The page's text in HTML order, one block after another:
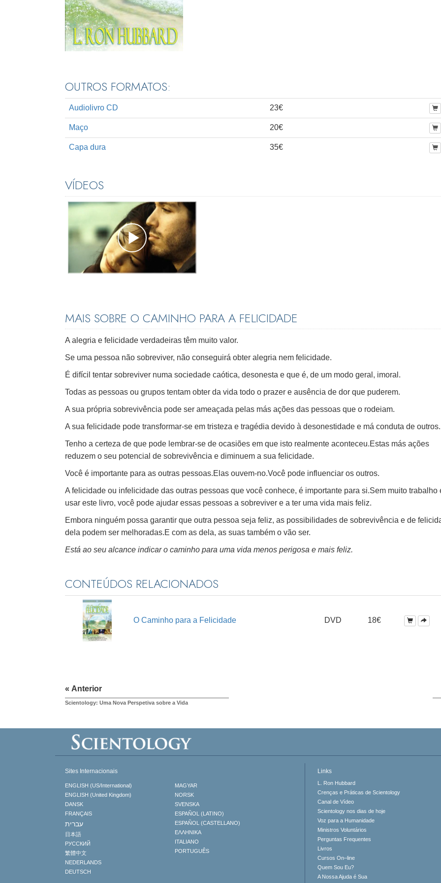
OUTROS FORMATOS:
Audiolivro CD 23€
Maço 20€
Capa dura 35€
VÍDEOS
MAIS SOBRE O CAMINHO PARA A FELICIDADE
A alegria e felicidade verdadeiras têm muito valor.
Se uma pessoa não sobreviver, não conseguirá obter alegria nem felicidade.
É difícil tentar sobreviver numa sociedade caótica, desonesta e que é, de um modo geral, imoral.
Todas as pessoas ou grupos tentam obter da vida todo o prazer e ausência de dor que puderem.
A sua própria sobrevivência pode ser ameaçada pelas más ações das pessoas que o rodeiam.
A sua felicidade pode transformar-se em tristeza e tragédia devido à desonestidade e má conduta de outros.
Tenho a certeza de que pode lembrar-se de ocasiões em que isto realmente aconteceu.Estas más ações
reduzem o seu potencial de sobrevivência e diminuem a sua felicidade.
Você é importante para as outras pessoas.Elas ouvem-no.Você pode influenciar os outros.
A felicidade ou infelicidade das outras pessoas que você conhece, é importante para si.Sem muito trabalho
usar este livro, você pode ajudar essas pessoas a sobreviver e a ter uma vida mais feliz.
Embora ninguém possa garantir que outra pessoa seja feliz, as possibilidades de sobrevivência e de
dela podem ser melhoradas.E com as dela, as suas também o vão ser.
Está ao seu alcance indicar o caminho para uma vida menos perigosa e mais feliz.
CONTEÚDOS RELACIONADOS
O Caminho para a Felicidade DVD 18€
« Anterior
Scientology: Uma Nova Perspetiva sobre a Vida
Sites Internacionais
ENGLISH (US/International)
ENGLISH (United Kingdom)
DANSK
FRANÇAIS
עברית
日本語
РУССКИЙ
繁體中文
NEDERLANDS
DEUTSCH
MAGYAR
NORSK
SVENSKA
ESPAÑOL (LATINO)
ESPAÑOL (CASTELLANO)
ΕΛΛΗΝΙΚA
ITALIANO
PORTUGUÊS
Links
L. Ron Hubbard
Crenças e Práticas de Scientology
Canal de Vídeo
Scientology nos dias de hoje
Voz para a Humanidade
Ministros Voluntários
Perguntas Frequentes
Livros
Cursos On–line
Quem Sou Eu?
A Nossa Ajuda é Sua